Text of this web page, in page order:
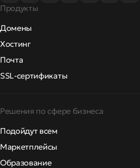
Продукты
Домены
Хостинг
Почта
SSL-сертификаты
Решения по сфере бизнеса
Подойдут всем
Маркетплейсы
Образование